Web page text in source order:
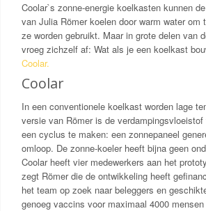
Coolar`s zonne-energie koelkasten kunnen
van Julia Römer koelen door warm water
ze worden gebruikt. Maar in grote delen van
vroeg zichzelf af: Wat als je een koelkast
Coolar.
Coolar
In een conventionele koelkast worden lage
versie van Römer is de
een cyclus te maken: een zonnepaneel
omloop. De zonne-koeler heeft bijna geen
Coolar heeft vier medewerkers aan het
zegt Römer die de ontwikkeling heeft
het team op zoek naar beleggers en
genoeg vaccins voor maximaal 4000